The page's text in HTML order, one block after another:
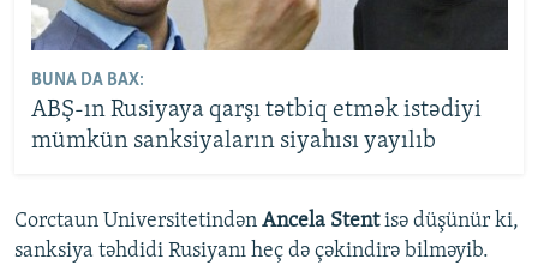
BUNA DA BAX:
ABŞ-ın Rusiyaya qarşı tətbiq etmək istədiyi
mümkün sanksiyaların siyahısı yayılıb
Corctaun Universitetindən Ancela Stentisə düşünür ki,
sanksiya təhdidi Rusiyanı heç də çəkindirə bilməyib.